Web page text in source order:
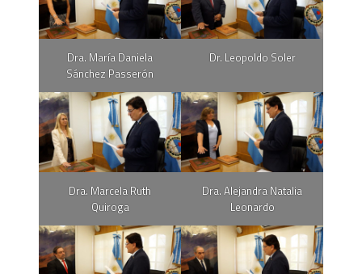
Dra. María Daniela
Sánchez Passerón
Dr. Leopoldo Soler
Dra. Marcela Ruth
Quiroga
Dra. Alejandra Natalia
Leonardo